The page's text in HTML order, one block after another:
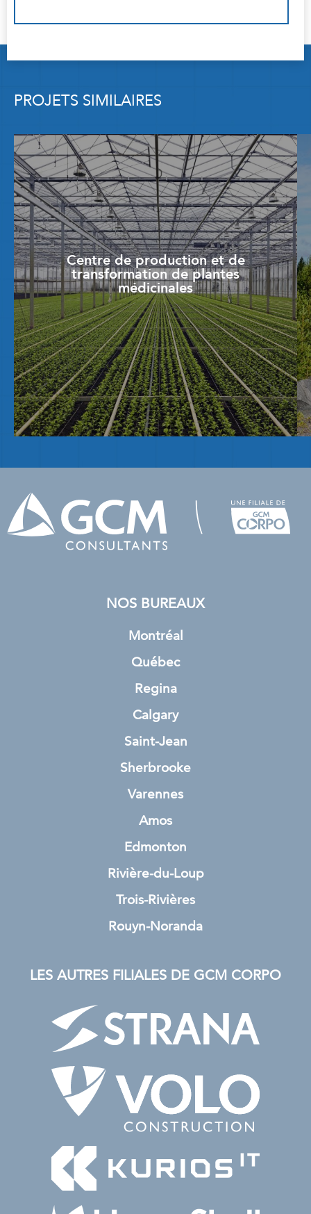
PROJETS SIMILAIRES
Centre de production et de
transformation de plantes
médicinales
NOS BUREAUX
Montréal
Québec
Regina
Calgary
Saint-Jean
Sherbrooke
Varennes
Amos
Edmonton
Rivière-du-Loup
Trois-Rivières
Rouyn-Noranda
LES AUTRES FILIALES DE GCM CORPO